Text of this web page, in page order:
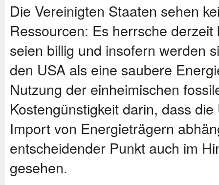
Die Vereinigten Staaten sehen
Ressourcen: Es herrsche
seien billig und insofern werden
den USA als eine saubere
Nutzung der einheimischen
Kostengünstigkeit darin, dass
Import von Energieträgern
entscheidender Punkt auch im
gesehen.